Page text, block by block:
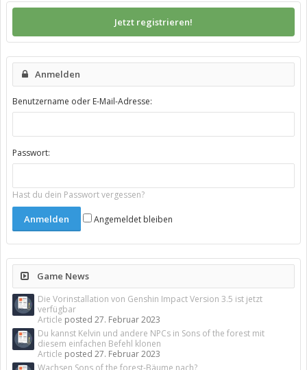
Jetzt registrieren!
Anmelden
Benutzername oder E-Mail-Adresse:
Passwort:
Hast du dein Passwort vergessen?
Angemeldet bleiben
Game News
Die Vorinstallation von Genshin Impact Version 3.5 ist jetzt
verfügbar
Article posted 27. Februar 2023
Du kannst Kelvin und andere NPCs in Sons of the forest mit
diesem einfachen Befehl klonen
Article posted 27. Februar 2023
Wachsen Sons of the forest-Bäume nach?